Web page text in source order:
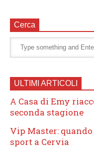
Cerca
ULTIMI ARTICOLI
A Casa di Emy
seconda stagione
Vip Master:
sport a Cervia